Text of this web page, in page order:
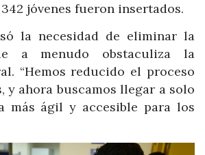
jóvenes fueron insertados.
la necesidad de eliminar la
a menudo obstaculiza la
“Hemos reducido el proceso
y ahora buscamos llegar a solo
más ágil y accesible para los